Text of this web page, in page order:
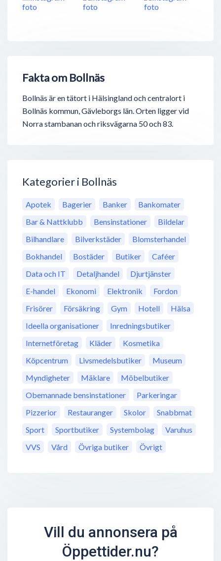
Fakta om Bollnäs
Bollnäs är en tätort i Hälsingland och centralort i
Bollnäs kommun, Gävleborgs län. Orten ligger vid
Norra stambanan och riksvägarna 50 och 83.
Kategorier i Bollnäs
Apotek Bagerier Banker
Bankomater
Bar & Nattklubb
Bensinstationer
Bildelar
Bilhandlare
Bilverkstäder
Blomsterhandel
Bokhandel
Bostäder Butiker
Caféer
Data och IT
Detaljhandel
Djurtjänster
E-handel
Ekonomi Elektronik
Fordon
Frisörer
Försäkring Gym Hotell
Hälsa
Ideella organisationer
Inredningsbutiker
Internetföretag
Kläder
Kosmetika
Köpcentrum
Livsmedelsbutiker
Museum
Myndigheter
Mäklare
Möbelbutiker
Obemannade bensinstationer
Parkeringar
Pizzerior
Restauranger Skolor
Snabbmat
Sport
Sportbutiker Systembolag
Varuhus
VVS
Vård Övriga butiker Övrigt
Vill du annonsera på
Öppettider.nu?